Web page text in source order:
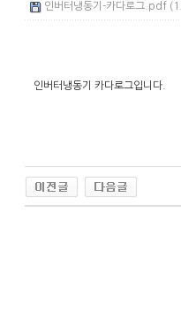
인버터냉동기-카다로그.pdf
인버터냉동기 카다로그입니다.